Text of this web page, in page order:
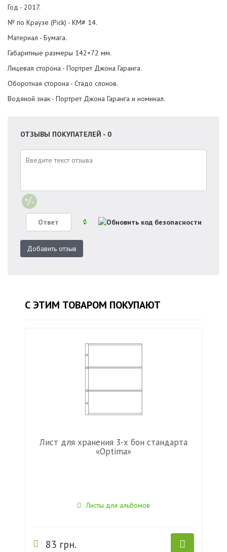
Год - 2017.
№ по Краузе (Pick) - KM# 14.
Материал - Бумага.
Габаритные размеры 142×72 мм.
Лицевая сторона - Портрет Джона Гаранга.
Оборотная сторона - Стадо слонов.
Водяной знак - Портрет Джона Гаранга и номинал.
ОТЗЫВЫ ПОКУПАТЕЛЕЙ - 0
Добавить отзыв
С ЭТИМ ТОВАРОМ ПОКУПАЮТ
Лист для хранения 3-х бон стандарта
«Optima»
Листы для альбомов
83 грн.